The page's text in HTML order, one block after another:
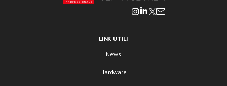
LINK UTILI
News
Hardware